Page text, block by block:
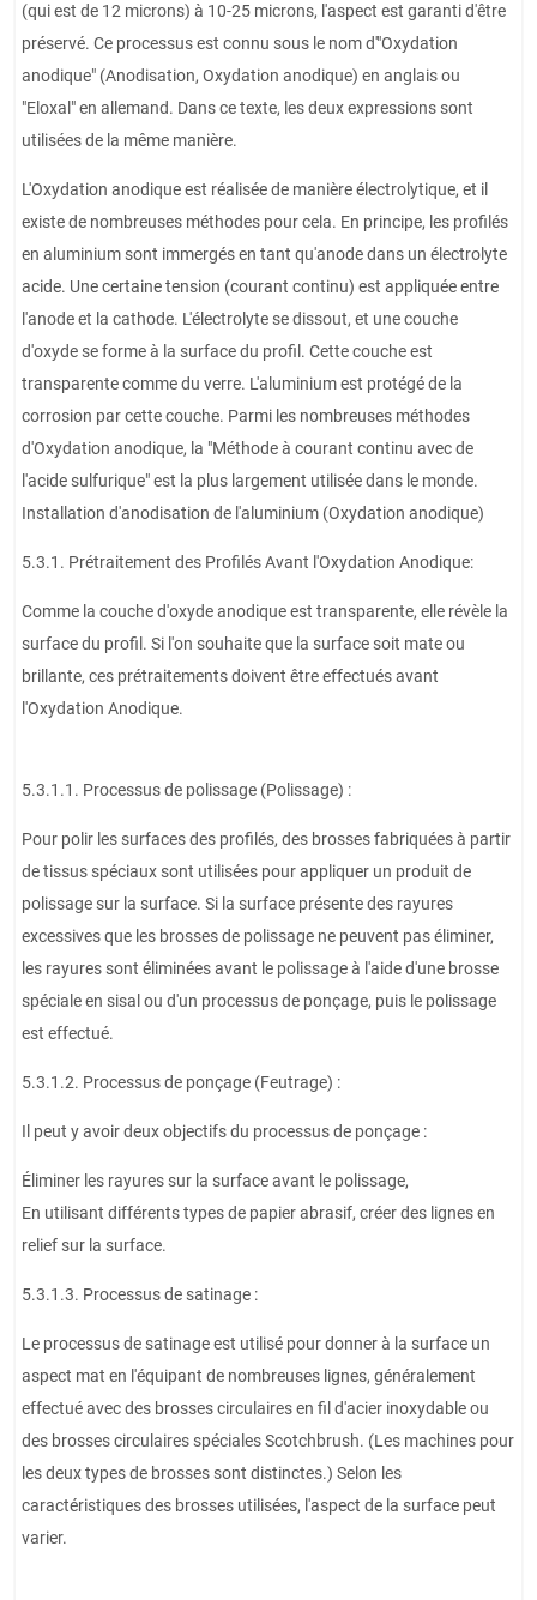
(qui est de 12 microns) à 10-25 microns, l'aspect est garanti d'être
préservé. Ce processus est connu sous le nom d'"Oxydation
anodique" (Anodisation, Oxydation anodique) en anglais ou
"Eloxal" en allemand. Dans ce texte, les deux expressions sont
utilisées de la même manière.
L'Oxydation anodique est réalisée de manière électrolytique, et il
existe de nombreuses méthodes pour cela. En principe, les profilés
en aluminium sont immergés en tant qu'anode dans un électrolyte
acide. Une certaine tension (courant continu) est appliquée entre
l'anode et la cathode. L'électrolyte se dissout, et une couche
d'oxyde se forme à la surface du profil. Cette couche est
transparente comme du verre. L'aluminium est protégé de la
corrosion par cette couche. Parmi les nombreuses méthodes
d'Oxydation anodique, la "Méthode à courant continu avec de
l'acide sulfurique" est la plus largement utilisée dans le monde.
Installation d'anodisation de l'aluminium (Oxydation anodique)
5.3.1. Prétraitement des Profilés Avant l'Oxydation Anodique:
Comme la couche d'oxyde anodique est transparente, elle révèle la
surface du profil. Si l'on souhaite que la surface soit mate ou
brillante, ces prétraitements doivent être effectués avant
l'Oxydation Anodique.
5.3.1.1. Processus de polissage (Polissage) :
Pour polir les surfaces des profilés, des brosses fabriquées à partir
de tissus spéciaux sont utilisées pour appliquer un produit de
polissage sur la surface. Si la surface présente des rayures
excessives que les brosses de polissage ne peuvent pas éliminer,
les rayures sont éliminées avant le polissage à l'aide d'une brosse
spéciale en sisal ou d'un processus de ponçage, puis le polissage
est effectué.
5.3.1.2. Processus de ponçage (Feutrage) :
Il peut y avoir deux objectifs du processus de ponçage :
Éliminer les rayures sur la surface avant le polissage,
En utilisant différents types de papier abrasif, créer des lignes en
relief sur la surface.
5.3.1.3. Processus de satinage :
Le processus de satinage est utilisé pour donner à la surface un
aspect mat en l'équipant de nombreuses lignes, généralement
effectué avec des brosses circulaires en fil d'acier inoxydable ou
des brosses circulaires spéciales Scotchbrush. (Les machines pour
les deux types de brosses sont distinctes.) Selon les
caractéristiques des brosses utilisées, l'aspect de la surface peut
varier.